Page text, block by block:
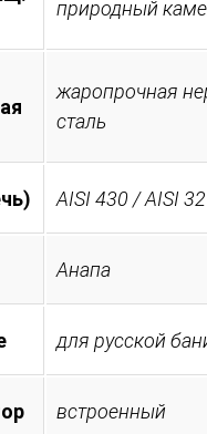
природный
жаропрочная
сталь
AISI 430 / AISI
Анапа
для русской
встроенный